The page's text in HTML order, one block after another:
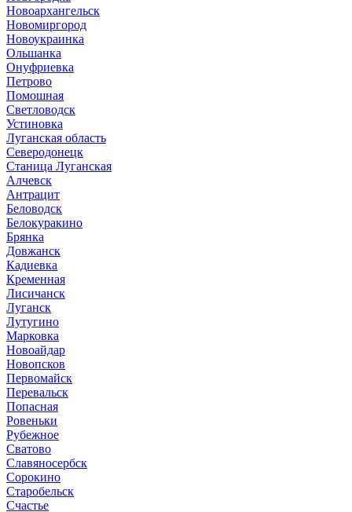
Новоархангельск
Новомиргород
Новоукраинка
Ольшанка
Онуфриевка
Петрово
Помошная
Светловодск
Устиновка
Луганская область
Северодонецк
Станица Луганская
Алчевск
Антрацит
Беловодск
Белокуракино
Брянка
Довжанск
Кадиевка
Кременная
Лисичанск
Луганск
Лутугино
Марковка
Новоайдар
Новопсков
Первомайск
Перевальск
Попасная
Ровеньки
Рубежное
Сватово
Славяносербск
Сорокино
Старобельск
Счастье